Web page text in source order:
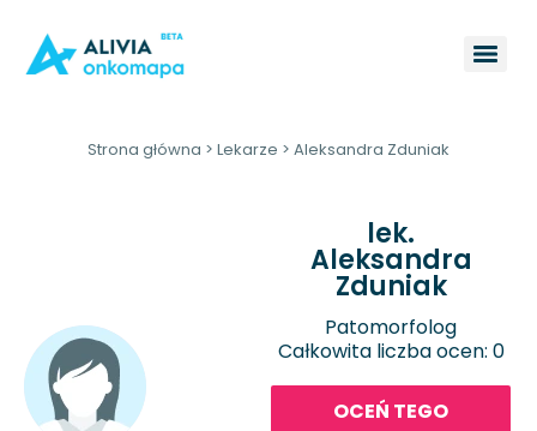
Strona główna > Lekarze > Aleksandra Zduniak
lek.
Aleksandra
Zduniak
Patomorfolog
Całkowita liczba ocen: 0
OCEŃ TEGO